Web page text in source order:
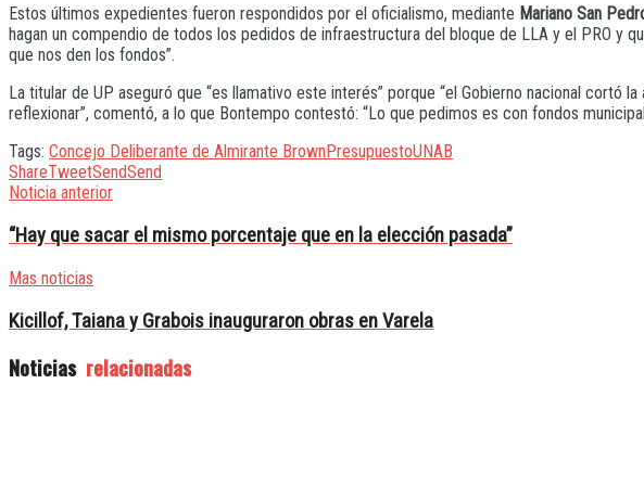
Estos últimos expedientes fueron respondidos por el oficialismo, mediante Mariano San
hagan un compendio de todos los pedidos de infraestructura del bloque de LLA y el PRO y
que nos den los fondos”.
La titular de UP aseguró que “es llamativo este interés” porque “el Gobierno nacional cortó
reflexionar”, comentó, a lo que Bontempo contestó: “Lo que pedimos es con fondos
Tags: Concejo Deliberante de Almirante Brown PresupuestoUNAB
ShareTweetSendSend
Noticia anterior
“Hay que sacar el mismo porcentaje que en la elección pasada”
Mas noticias
Kicillof, Taiana y Grabois inauguraron obras en Varela
Noticias relacionadas